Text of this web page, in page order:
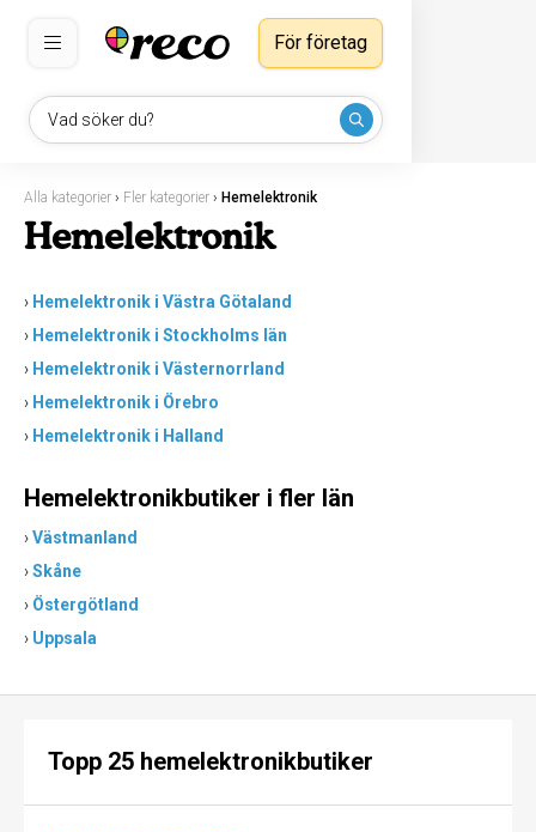
Vad söker du?
För företag
Alla kategorier › Fler kategorier › Hemelektronik
Hemelektronik
› Hemelektronik i Västra Götaland
› Hemelektronik i Stockholms län
› Hemelektronik i Västernorrland
› Hemelektronik i Örebro
› Hemelektronik i Halland
Hemelektronikbutiker i fler län
›Västmanland
›Skåne
› Östergötland
› Uppsala
Topp 25 hemelektronikbutiker